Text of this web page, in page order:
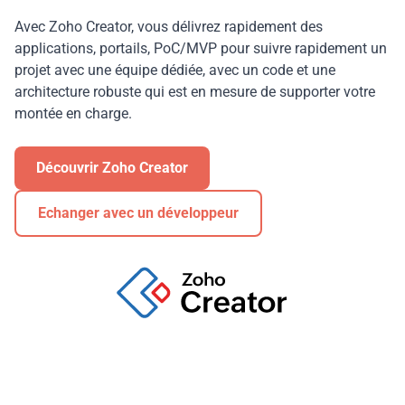
Avec Zoho Creator, vous délivrez rapidement des
applications, portails, PoC/MVP pour suivre rapidement un
projet avec une équipe dédiée, avec un code et une
architecture robuste qui est en mesure de supporter votre
montée en charge.
Découvrir Zoho Creator
Echanger avec un développeur